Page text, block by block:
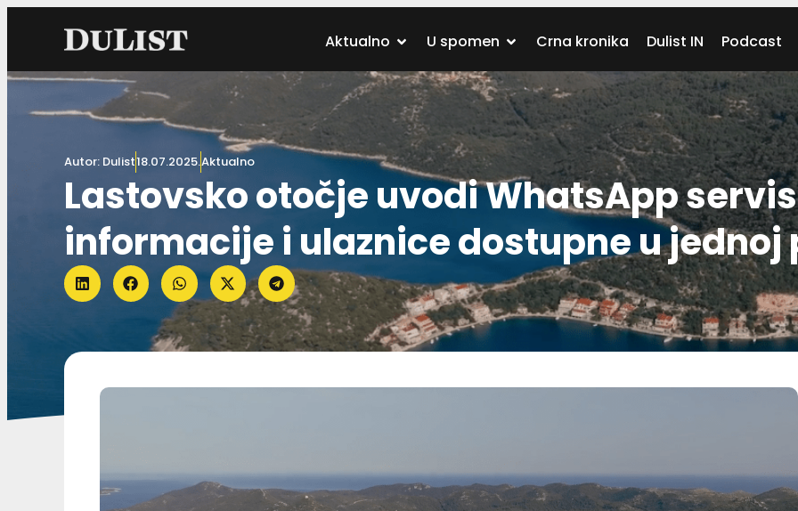
Aktualno U spomen Crna kronika Dulist IN Podcast
Autor: Dulist18.07.2025.Aktualno
Lastovsko otočje uvodi WhatsApp
informacije i ulaznice dostupne u jednoj